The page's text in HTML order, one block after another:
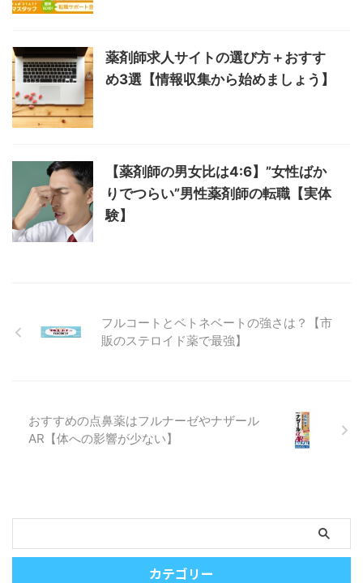
薬剤師求人サイトの選び方＋おすす
め3選【情報収集から始めましょう】
【薬剤師の男女比は4:6】”女性ばか
りでつらい”男性薬剤師の転職【実体
験】
フルコートとベトネベートの強さは？【市
販のステロイド薬で最強】
おすすめの点鼻薬はフルナーゼやナザール
AR【体への影響が少ない】
カテゴリー